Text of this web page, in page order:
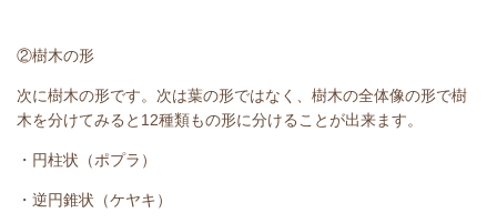
②樹木の形
次に樹木の形です。次は葉の形ではなく、樹木の全体像の形で樹
木を分けてみると12種類もの形に分けることが出来ます。
・円柱状（ポプラ）
・逆円錐状（ケヤキ）